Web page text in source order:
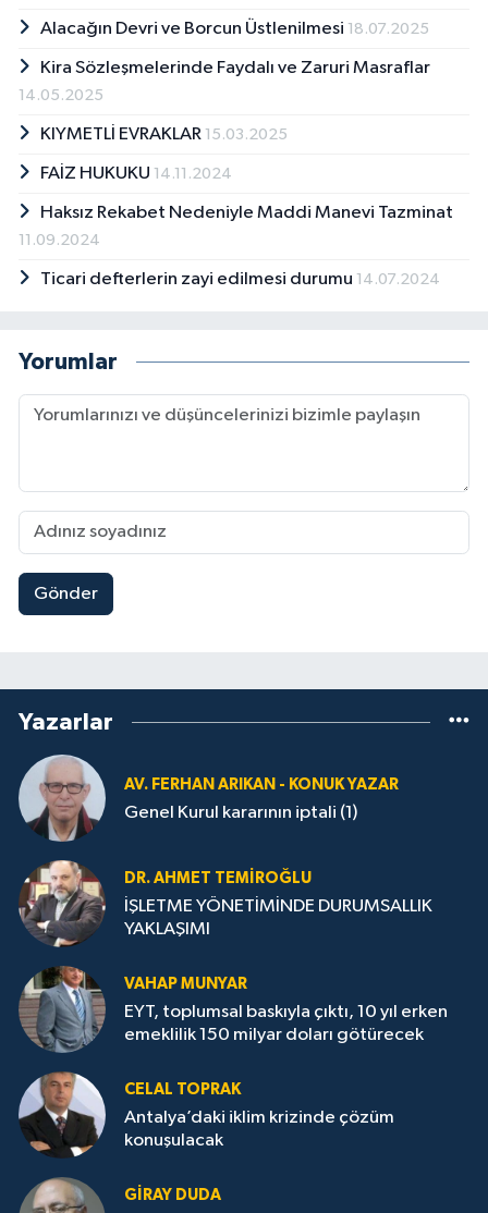
Alacağın Devri ve Borcun Üstlenilmesi 18.07.2025
Kira Sözleşmelerinde Faydalı ve Zaruri Masraflar
14.05.2025
KIYMETLİ EVRAKLAR 15.03.2025
FAİZ HUKUKU 14.11.2024
Haksız Rekabet Nedeniyle Maddi Manevi Tazminat
11.09.2024
Ticari defterlerin zayi edilmesi durumu 14.07.2024
Yorumlar
Gönder
Yazarlar
AV. FERHAN ARIKAN - KONUK YAZAR
Genel Kurul kararının iptali (1)
DR. AHMET TEMİROĞLU
İŞLETME YÖNETİMİNDE DURUMSALLIK
YAKLAŞIMI
VAHAP MUNYAR
EYT, toplumsal baskıyla çıktı, 10 yıl erken
emeklilik 150 milyar doları götürecek
CELAL TOPRAK
Antalya’daki iklim krizinde çözüm
konuşulacak
GİRAY DUDA